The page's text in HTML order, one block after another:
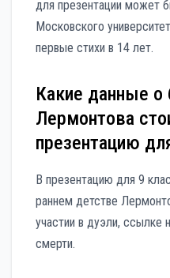
для презентации может
Московского
первые стихи в 14 лет.
Какие данные о
Лермонтова
презентацию
В презентацию для 9
раннем детстве
участии в дуэли, ссылке
смерти.